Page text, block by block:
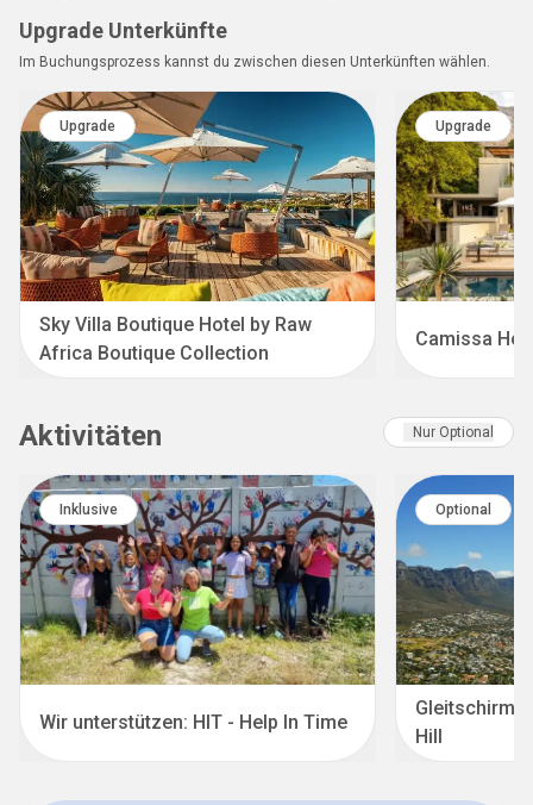
Upgrade Unterkünfte
Im Buchungsprozess kannst du zwischen diesen Unterkünften wählen.
Upgrade
Sky Villa Boutique Hotel by Raw
Africa Boutique Collection
Upgrade
Camissa
Aktivitäten Nur Optional
Inklusive
Wir unterstützen: HIT - Help In Time
Optional
Gleitschirm-
Hill